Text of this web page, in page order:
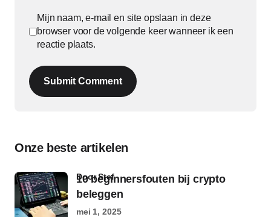
Mijn naam, e-mail en site opslaan in deze
browser voor de volgende keer wanneer ik een
reactie plaats.
Submit Comment
Onze beste artikelen
10 beginnersfouten bij crypto
beleggen
door Stef
mei 1, 2025